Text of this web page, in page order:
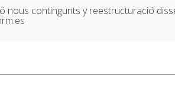
nous contingunts y reestructuració